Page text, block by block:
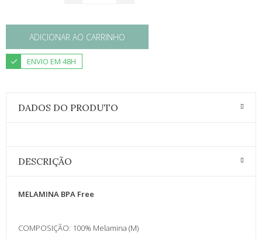
ADICIONAR AO CARRINHO
ENVIO EM 48H
DADOS DO PRODUTO
DESCRIÇÃO
MELAMINA BPA Free
COMPOSIÇÃO: 100% Melamina (M)